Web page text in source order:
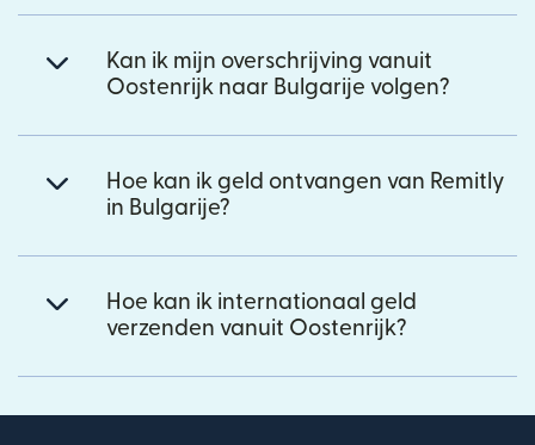
Kan ik mijn overschrijving vanuit
Oostenrijk naar Bulgarije volgen?
Hoe kan ik geld ontvangen van Remitly
in Bulgarije?
Hoe kan ik internationaal geld
verzenden vanuit Oostenrijk?